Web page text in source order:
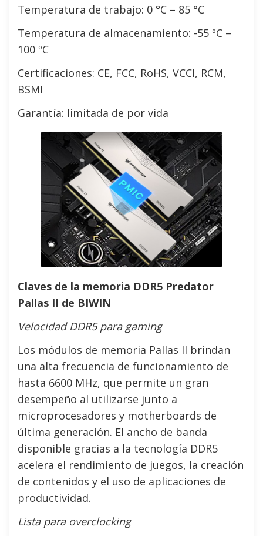
Temperatura de trabajo: 0 °C – 85 °C
Temperatura de almacenamiento: -55 ºC –
100 ºC
Certificaciones: CE, FCC, RoHS, VCCI, RCM,
BSMI
Garantía: limitada de por vida
Claves de la memoria DDR5 Predator
Pallas II de BIWIN
Velocidad DDR5 para gaming
Los módulos de memoria Pallas II brindan
una alta frecuencia de funcionamiento de
hasta 6600 MHz, que permite un gran
desempeño al utilizarse junto a
microprocesadores y motherboards de
última generación. El ancho de banda
disponible gracias a la tecnología DDR5
acelera el rendimiento de juegos, la creación
de contenidos y el uso de aplicaciones de
productividad.
Lista para overclocking